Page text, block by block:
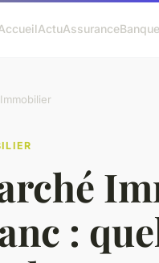
ActuAssuranceBanque
Immobilier
: